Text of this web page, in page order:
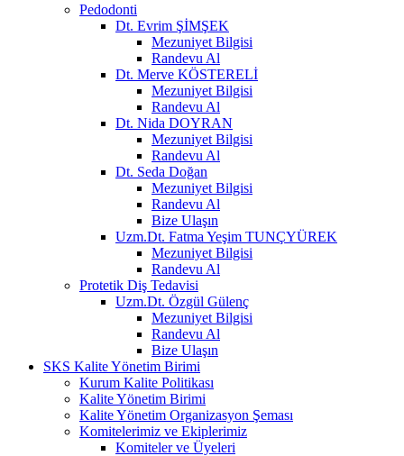
Pedodonti
Dt. Evrim ŞİMŞEK
Mezuniyet Bilgisi
Randevu Al
Dt. Merve KÖSTERELİ
Mezuniyet Bilgisi
Randevu Al
Dt. Nida DOYRAN
Mezuniyet Bilgisi
Randevu Al
Dt. Seda Doğan
Mezuniyet Bilgisi
Randevu Al
Bize Ulaşın
Uzm.Dt. Fatma Yeşim TUNÇYÜREK
Mezuniyet Bilgisi
Randevu Al
Protetik Diş Tedavisi
Uzm.Dt. Özgül Gülenç
Mezuniyet Bilgisi
Randevu Al
Bize Ulaşın
SKS Kalite Yönetim Birimi
Kurum Kalite Politikası
Kalite Yönetim Birimi
Kalite Yönetim Organizasyon Şeması
Komitelerimiz ve Ekiplerimiz
Komiteler ve Üyeleri